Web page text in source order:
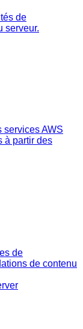
de
serveur.
services AWS
à partir des
de
de contenu